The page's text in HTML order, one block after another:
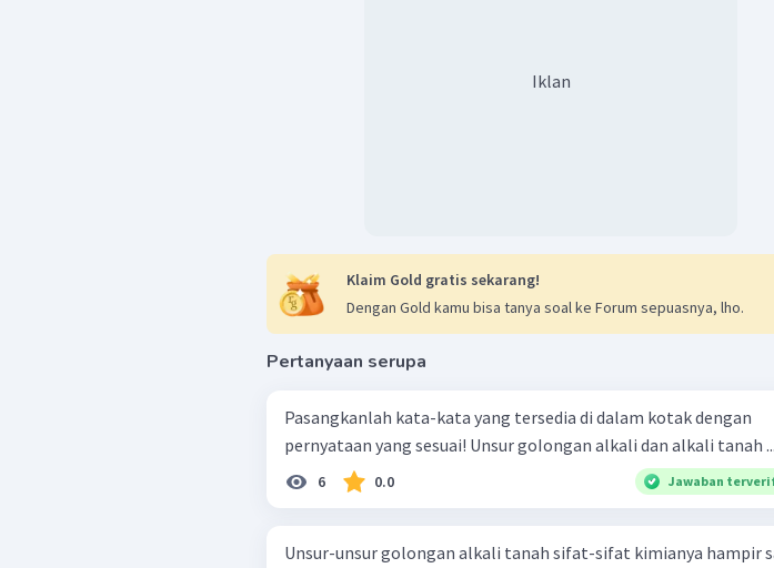
Iklan
Klaim Gold gratis sekarang!
Dengan Gold kamu bisa tanya soal ke Forum sepuasnya, lho.
Pertanyaan serupa
Pasangkanlah kata-kata yang tersedia di dalam kotak dengan
pernyataan yang sesuai! Unsur goIongan alkali dan alkali tanah
6 0.0 Jawaban
Unsur-unsur golongan alkali tanah sifat-sifat kimianya hampir